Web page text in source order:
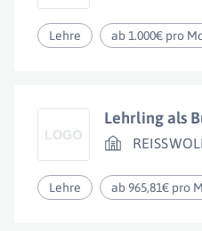
Lehre ab 1.000€ pro
Lehrling als
Lehre ab 965,81€ pro